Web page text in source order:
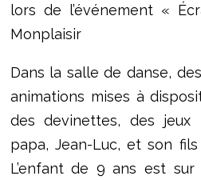
lors de l’événement «
Monplaisir
Dans la salle de danse,
animations mises à
des devinettes, des jeux
papa, Jean-Luc, et son
L’enfant de 9 ans est